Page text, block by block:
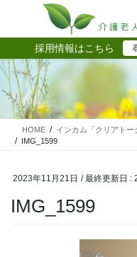
テ
ツ
に
移
ゲ
シ
ョ
ン
採用情報はこちら
HOME
インカム「クリアト
IMG_1599
2023年11月21日 / 最終更新日 :
IMG_1599